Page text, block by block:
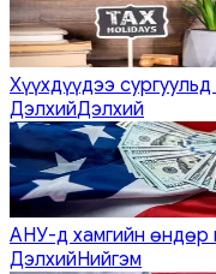
Хүүхдүүдээ
ДэлхийДэлхий
АНУ-д хамгийн өндөр
ДэлхийНийгэм